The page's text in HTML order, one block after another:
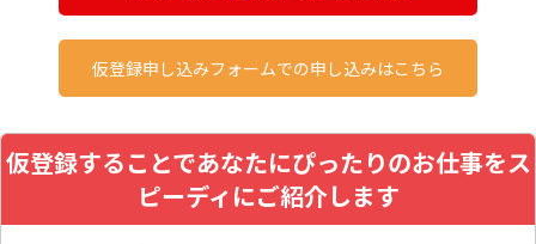
仮登録申し込みフォームでの申し込みはこちら
仮登録することであなたにぴったりのお仕事をス
ピーディにご紹介します